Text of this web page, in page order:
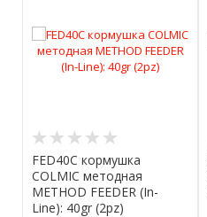
FED40C кормушка
COLMIC методная
METHOD FEEDER (In-
Line): 40gr (2pz)